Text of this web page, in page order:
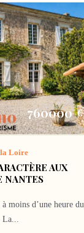
760000 €
la Loire
AUX
NANTES
moins d’une heure du